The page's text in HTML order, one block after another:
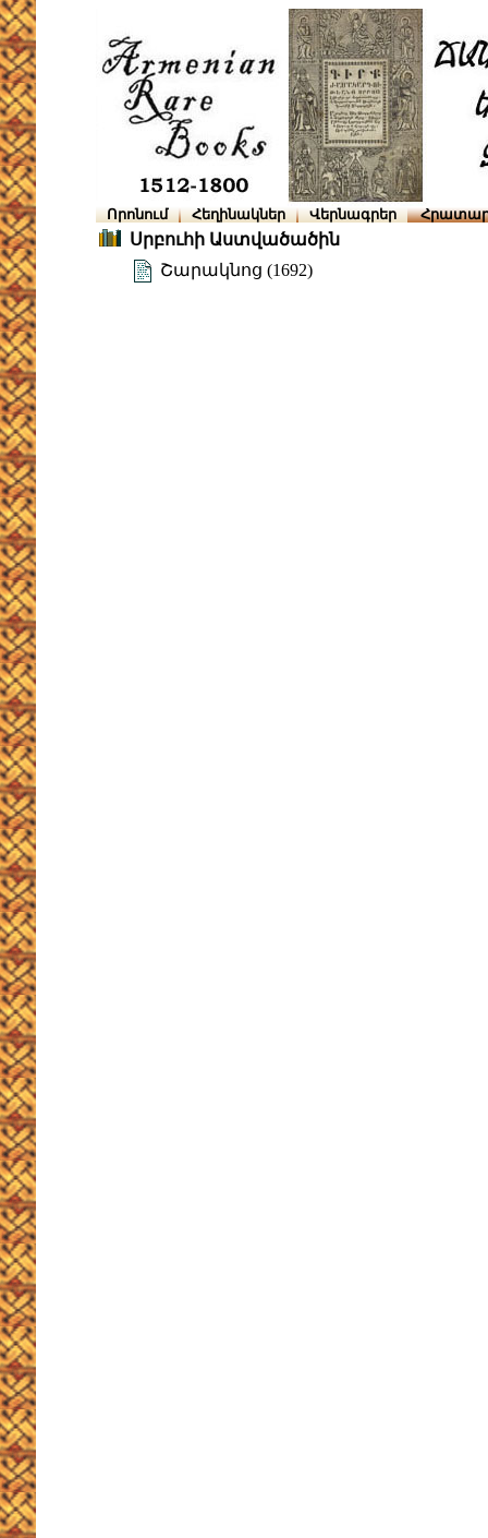
Որոնում Հեղինակներ Վերնագրեր
Սրբուհի Աստվածածին
Շարակնոց (1692)